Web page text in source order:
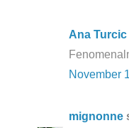
Ana Turcic
November
mignonne